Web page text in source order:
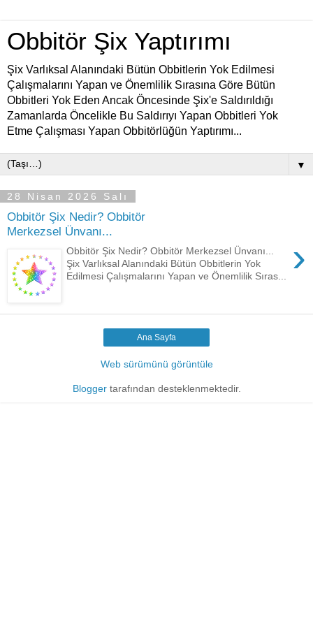
Obbitör Şix Yaptırımı
Şix Varlıksal Alanındaki Bütün Obbitlerin Yok Edilmesi
Çalışmalarını Yapan ve Önemlilik Sırasına Göre Bütün
Obbitleri Yok Eden Ancak Öncesinde Şix'e Saldırıldığı
Zamanlarda Öncelikle Bu Saldırıyı Yapan Obbitleri Yok
Etme Çalışması Yapan Obbitörlüğün Yaptırımı...
▼
28 Nisan 2026 Salı
Obbitör Şix Nedir? Obbitör
Merkezsel Ünvanı...
›
Obbitör Şix Nedir? Obbitör Merkezsel Ünvanı...
Şix Varlıksal Alanındaki Bütün Obbitlerin Yok
Edilmesi Çalışmalarını Yapan ve Önemlilik Sıras...
Ana Sayfa
Web sürümünü görüntüle
Bloggertarafından desteklenmektedir.